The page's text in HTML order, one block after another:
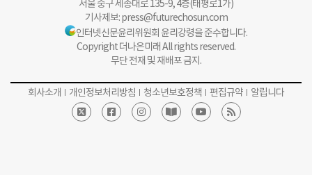
서울 중구 세종대로 135-9, 4층(태평로1가)
기사제보:press@futurechosun.com
인터넷신문윤리위원회 윤리강령을 준수합니다.
Copyright 더나은미래 All rights reserved.
무단 전재 및 재배포 금지.
회사소개 개인정보처리방침 청소년보호정책 편집규약 알립니다